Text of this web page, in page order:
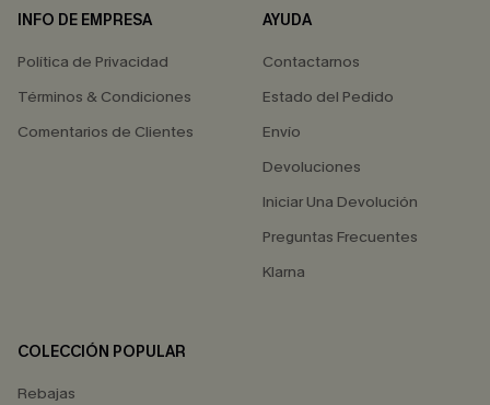
INFO DE EMPRESA
Política de Privacidad
Términos & Condiciones
Comentarios de Clientes
AYUDA
Contactarnos
Estado del Pedido
Envío
Devoluciones
Iniciar Una Devolución
Preguntas Frecuentes
Klarna
COLECCIÓN POPULAR
Rebajas